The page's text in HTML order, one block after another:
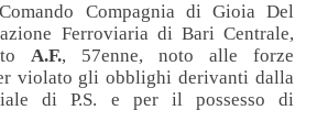
Compagnia di Gioia Del
Ferroviaria di Bari Centrale,
A.F., 57enne, noto alle forze
violato gli obblighi derivanti dalla
di P.S. e per il possesso di